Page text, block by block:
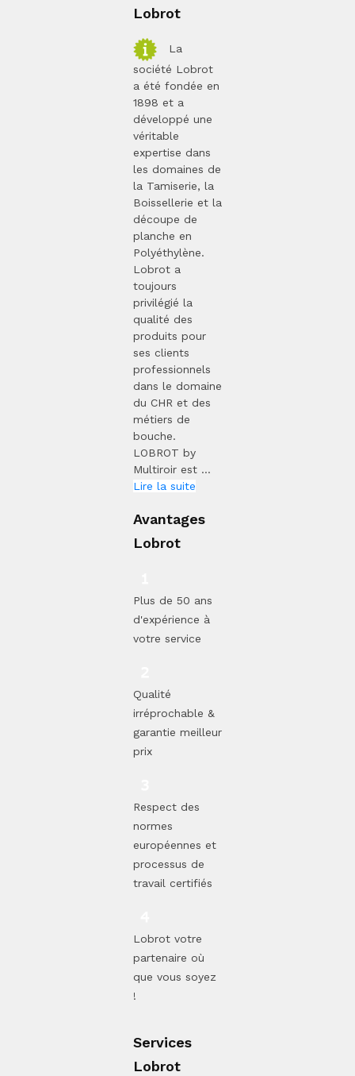
Lobrot
La
société Lobrot
a été fondée en
1898 et a
développé une
véritable
expertise dans
les domaines de
la Tamiserie, la
Boissellerie et la
découpe de
planche en
Polyéthylène.
Lobrot a
toujours
privilégié la
qualité des
produits pour
ses clients
professionnels
dans le domaine
du CHR et des
métiers de
bouche.
LOBROT by
Multiroir est ...
Lire la suite
Avantages
Lobrot
Plus de 50 ans
d'expérience à
votre service
Qualité
irréprochable &
garantie meilleur
prix
Respect des
normes
européennes et
processus de
travail certifiés
Lobrot votre
partenaire où
que vous soyez
!
Services
Lobrot